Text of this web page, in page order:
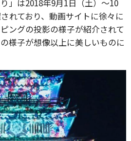
」は2018年9月1日（土）～10
れており、動画サイトに徐々に
ングの投影の様子が紹介されて
様子が想像以上に美しいものに